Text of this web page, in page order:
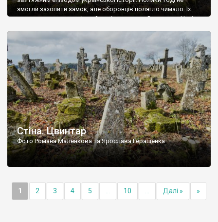
змогли захопити замок, але оборонців полягло чимало. Їх
поховали на цвинтарі, який тоді називався Замковим. Нині на
ньому чимало хрестів 19 століття, є такі, де епітафії стер […]
Стіна. Цвинтар
Фото Романа Маленкова та Ярослава Геращенка
1 2 3 4 5 10 Далі » »